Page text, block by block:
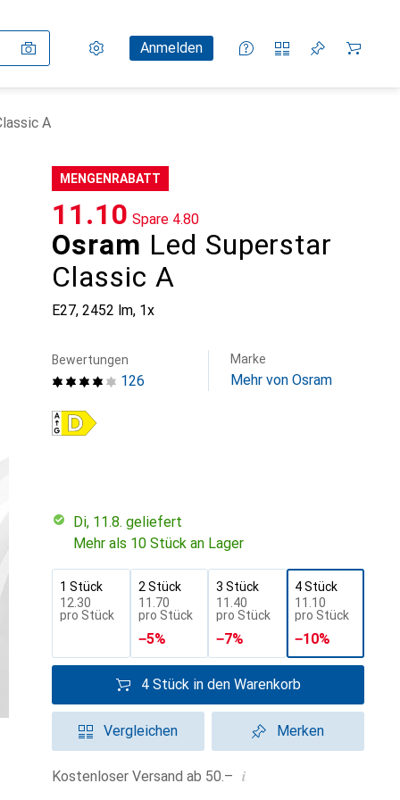
Einstellungen
KundenkontoAnmelden
Vergleichslisten
Merklisten
Warenkorb
A
MENGENRABATT
Osram Led Superstar
Classic A
E27, 2452 lm, 1x
CHF
11.10 Spare CHF
4.80
126
Bewertungen Marke
Mehr von Osram
Di, 11.8. geliefert
Mehr als 10 Stück an Lager
1 Stück
CHF
12.30
pro Stück
2 Stück
CHF
11.70
pro Stück
−5%
3 Stück
CHF
11.40
pro Stück
−7%
4 Stück
CHF
11.10
pro Stück
−10%
4 Stück in den Warenkorb
Vergleichen Merken
Kostenloser Versand ab 50.– i